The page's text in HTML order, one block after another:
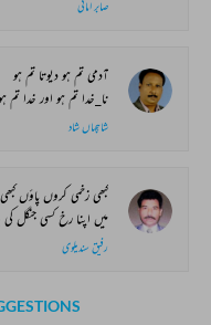
صابر امانی
آدمی تم ہو دیوتا تم ہو
نا_خدا تم ہو اور خدا تم ہو
شاہجہاں شاد
کبھی زخمی کروں پاؤں
میں اپنا رخ کسی جنگل
رفیق سندیلوی